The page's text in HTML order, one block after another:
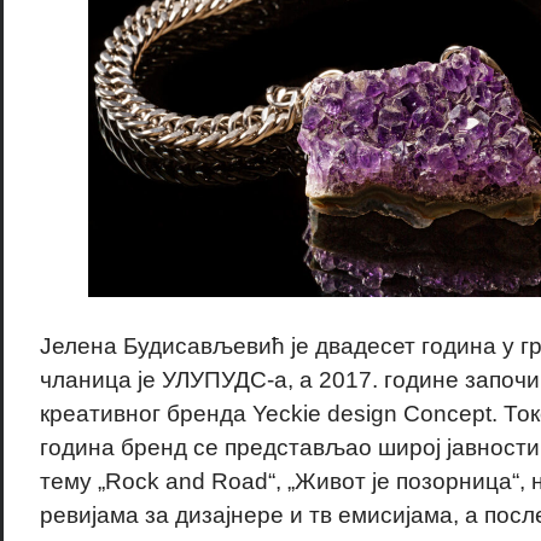
Јелена Будисављевић је двадесет година у
чланица је УЛУПУДС-а, а 2017. године
креативног бренда Yeckie design Concept.
година бренд се представљао широј
тему „Rock and Road“, „Живот је
ревијама за дизајнере и тв емисијама, а